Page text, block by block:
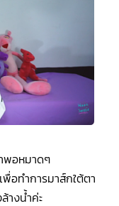
พอหมาดๆ
พื่อทำการมาส์กใต้ตา
างน้ำค่ะ